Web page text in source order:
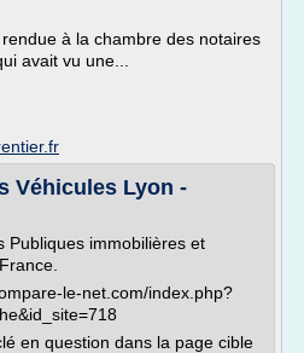
à la chambre des notaires
avait vu une...
Véhicules Lyon -
Publiques immobilières et
le-net.com/index.php?
en question dans la page cible